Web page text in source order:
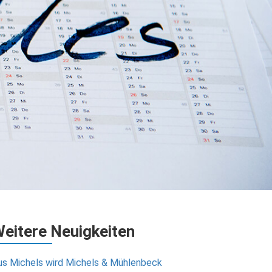
Neuigkeiten
Michels wird Michels & Mühlenbeck